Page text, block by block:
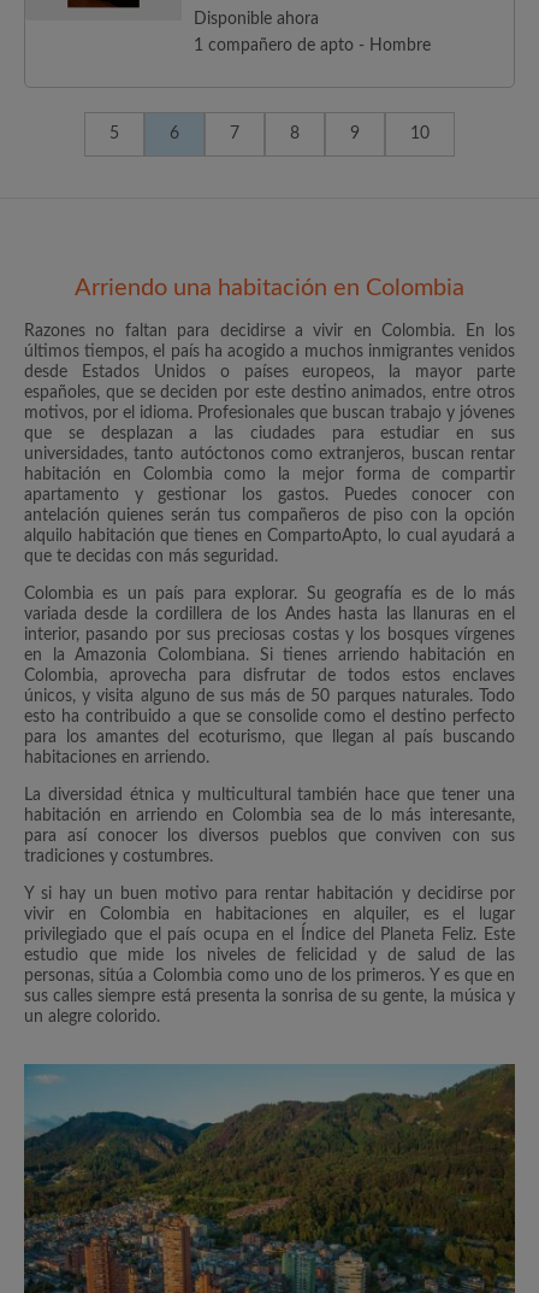
Disponible ahora
1 compañero de apto - Hombre
5 6 7 8 9 10
Arriendo una habitación en Colombia
Razones no faltan para decidirse a vivir en Colombia. En los
últimos tiempos, el país ha acogido a muchos inmigrantes venidos
desde Estados Unidos o países europeos, la mayor parte
españoles, que se deciden por este destino animados, entre otros
motivos, por el idioma. Profesionales que buscan trabajo y jóvenes
que se desplazan a las ciudades para estudiar en sus
universidades, tanto autóctonos como extranjeros, buscan rentar
habitación en Colombia como la mejor forma de compartir
apartamento y gestionar los gastos. Puedes conocer con
antelación quienes serán tus compañeros de piso con la opción
alquilo habitación que tienes en CompartoApto, lo cual ayudará a
que te decidas con más seguridad.
Colombia es un país para explorar. Su geografía es de lo más
variada desde la cordillera de los Andes hasta las llanuras en el
interior, pasando por sus preciosas costas y los bosques vírgenes
en la Amazonia Colombiana. Si tienes arriendo habitación en
Colombia, aprovecha para disfrutar de todos estos enclaves
únicos, y visita alguno de sus más de 50 parques naturales. Todo
esto ha contribuido a que se consolide como el destino perfecto
para los amantes del ecoturismo, que llegan al país buscando
habitaciones en arriendo.
La diversidad étnica y multicultural también hace que tener una
habitación en arriendo en Colombia sea de lo más interesante,
para así conocer los diversos pueblos que conviven con sus
tradiciones y costumbres.
Y si hay un buen motivo para rentar habitación y decidirse por
vivir en Colombia en habitaciones en alquiler, es el lugar
privilegiado que el país ocupa en el Índice del Planeta Feliz. Este
estudio que mide los niveles de felicidad y de salud de las
personas, sitúa a Colombia como uno de los primeros. Y es que en
sus calles siempre está presenta la sonrisa de su gente, la música y
un alegre colorido.